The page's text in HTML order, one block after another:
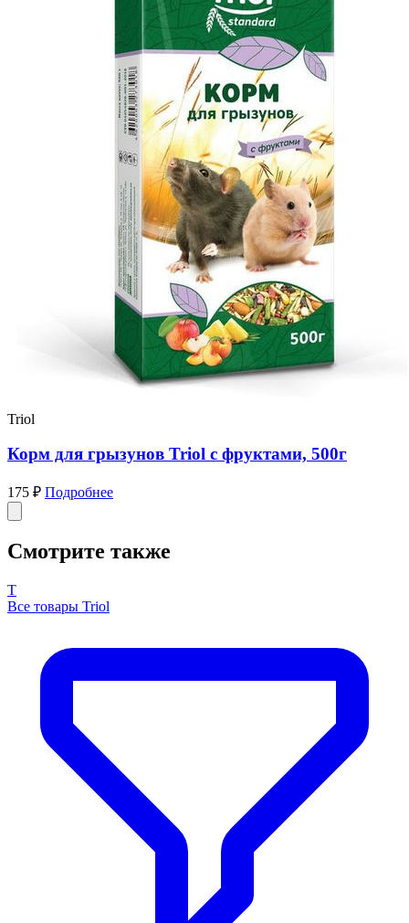
Triol
Корм для грызунов Triol с фруктами, 500г
175 ₽ Подробнее
Смотрите также
T
Все товары Triol